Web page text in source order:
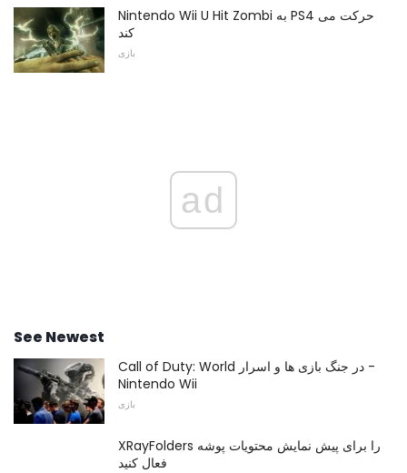
Nintendo Wii U Hit Zombi به PS4 حرکت می
کند
بازی
ad
See Newest
Call of Duty: World در جنگ بازی ها و اسرار -
Nintendo Wii
بازی
XRayFolders را برای پیش نمایش محتویات پوشه
فعال کنید